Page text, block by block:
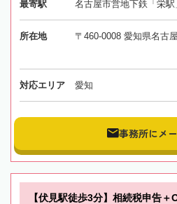
最寄駅 名古屋市営地下鉄「栄
所在地 〒460-0008 愛知県名古
対応エリア 愛知
事務所にメ
【伏見駅徒歩3分】相続税申告